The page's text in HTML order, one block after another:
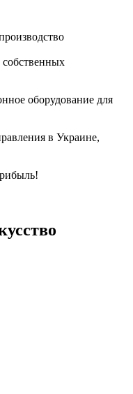
оборудование для
в Украине,